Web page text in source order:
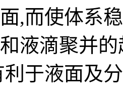
,而使体系
液滴聚并
于液面及